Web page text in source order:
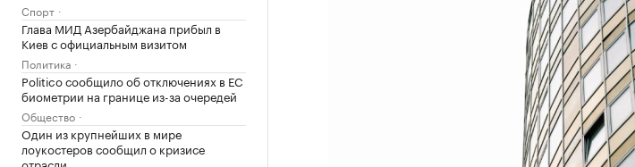
Спорт
Глава МИД Азербайджана прибыл в
Киев с официальным визитом
Политика
Politico сообщило об отключениях в ЕС
биометрии на границе из-за очередей
Общество
Один из крупнейших в мире
лоукостеров сообщил о кризисе
отрасли